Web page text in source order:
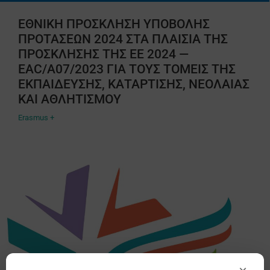
ΕΘΝΙΚΗ ΠΡΟΣΚΛΗΣΗ ΥΠΟΒΟΛΗΣ
ΠΡΟΤΑΣΕΩΝ 2024 ΣΤΑ ΠΛΑΙΣΙΑ ΤΗΣ
ΠΡΟΣΚΛΗΣΗΣ ΤΗΣ ΕΕ 2024 —
EAC/A07/2023 ΓΙΑ ΤΟΥΣ ΤΟΜΕΙΣ ΤΗΣ
ΕΚΠΑΙΔΕΥΣΗΣ, ΚΑΤΑΡΤΙΣΗΣ, ΝΕΟΛΑΙΑΣ
ΚΑΙ ΑΘΛΗΤΙΣΜΟΥ
Erasmus +